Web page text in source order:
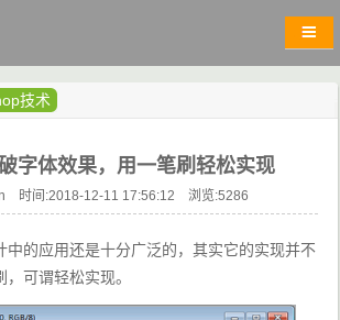
技术
字体效果，用一笔刷轻松实现
时间:2018-12-11 17:56:12 浏览:5286
中的应用还是十分广泛的，其实它的实现并不
可谓轻松实现。